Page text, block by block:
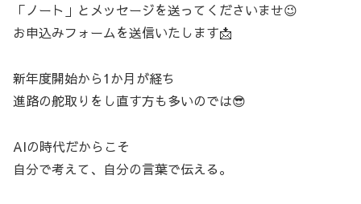
「ノート」とメッセージを送ってくださいませ😉
お申込みフォームを送信いたします📩
新年度開始から1か月が経ち
進路の舵取りをし直す方も多いのでは😎
AIの時代だからこそ
自分で考えて、自分の言葉で伝える。